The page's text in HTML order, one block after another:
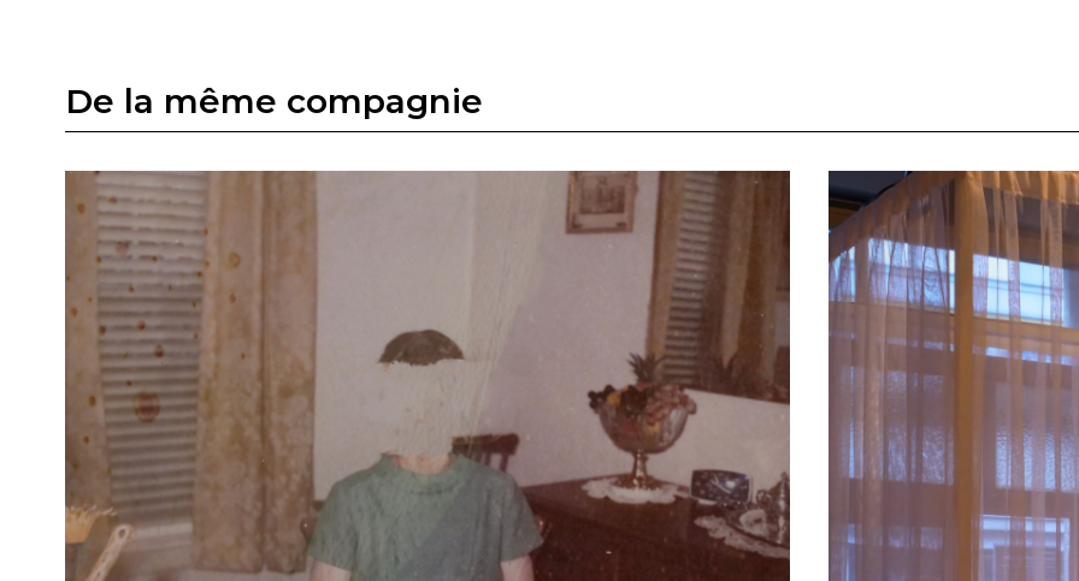
De la même compagnie